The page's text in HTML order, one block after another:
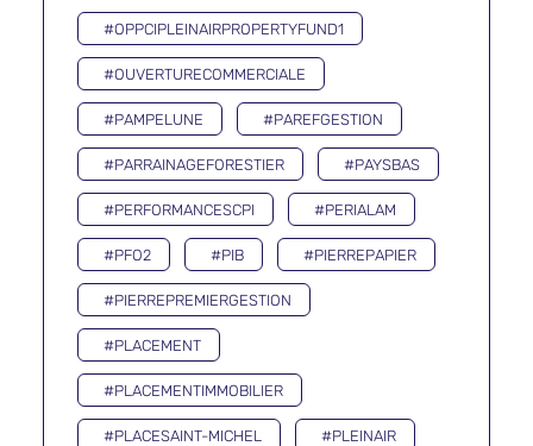
#OPPCIPLEINAIRPROPERTYFUND1
#OUVERTURECOMMERCIALE
#PAMPELUNE #PAREFGESTION
#PARRAINAGEFORESTIER #PAYSBAS
#PERFORMANCESCPI #PERIALAM
#PFO2 #PIB #PIERREPAPIER
#PIERREPREMIERGESTION
#PLACEMENT
#PLACEMENTIMMOBILIER
#PLACESAINT-MICHEL #PLEINAIR